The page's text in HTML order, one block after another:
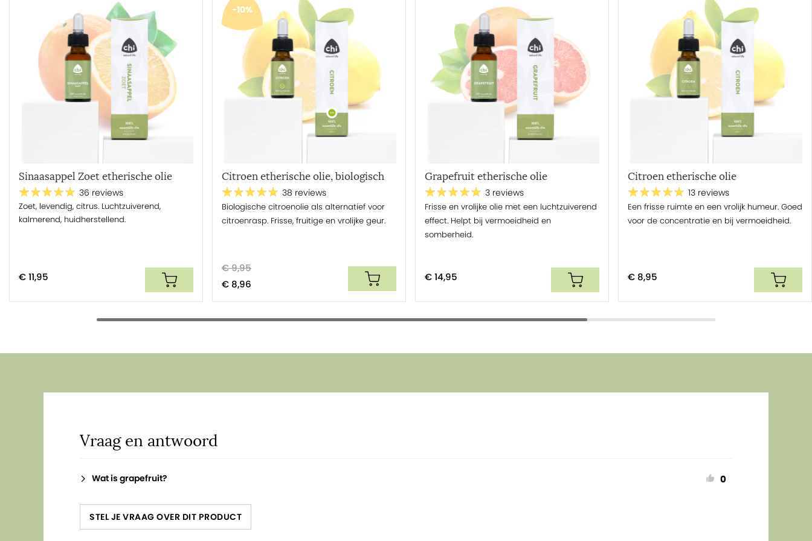
100% pure kracht uit de natuur
Meest recente oogst van de hoogste kwaliteit
Eigen productontwikkeling
Eerlijke samenwerking met boeren over de hele wereld
Eerlijke prijzen voor alle producten
Sponsoring van zorg- & natuurprojecten
- Om meer te leren over aromatherapie lees je het boek van Harmen Rijpkema:
- Leer de basis van aromatherapie in 30 minuten en volg de gratis online training
- Voor meer info en advies,
overeenstemming met de wetgeving houden we die informatie gescheiden van de aanprijzing
van onze producten. Voor vragen kun je ons een mail sturen naar
info@chi.nl.
Sinaasappel Zoet etherische olie
36 reviews
Zoet, levendig, citrus. Luchtzuiverend,
kalmerend, huidherstellend.
€ 11,95
-10%
Citroen etherische olie, biologisch
38 reviews
Biologische citroenolie als alternatief voor
citroenrasp. Frisse, fruitige en vrolijke geur.
€ 9,95
€ 8,96
Grapefruit etherische olie
3 reviews
Frisse en vrolijke olie met een luchtzuiverend
effect. Helpt bij vermoeidheid en
somberheid.
€ 14,95
Citroen etherische olie
13 reviews
Een frisse ruimte en een vrolijk humeur. Goed
voor de concentratie en bij vermoeidheid.
€ 8,95
Vraag en antwoord
Wat is grapefruit? 0
STEL JE VRAAG OVER DIT PRODUCT